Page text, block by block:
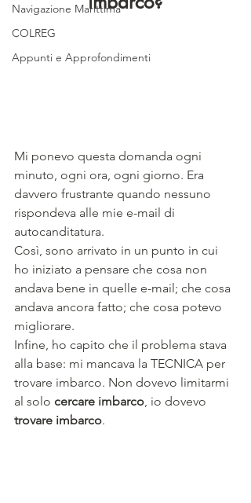
Navigazione Marittima
COLREG
Appunti e Approfondimenti
Mi ponevo questa domanda ogni
minuto, ogni ora, ogni giorno. Era
davvero frustrante quando nessuno
rispondeva alle mie e-mail di
autocanditatura.
Così, sono arrivato in un punto in cui
ho iniziato a pensare che cosa non
andava bene in quelle e-mail; che cosa
andava ancora fatto; che cosa potevo
migliorare.
Infine, ho capito che il problema stava
alla base: mi mancava la TECNICA per
trovare imbarco. Non dovevo limitarmi
al solo cercare imbarco, io dovevo
trovare imbarco.